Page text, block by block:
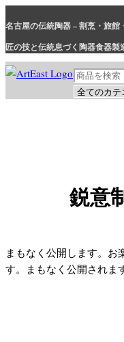
ン
テ
ン
ツ
名古屋の伝統陶器 – 割烹・旅
匠の技と伝統息づく陶器食器製
和食器・洋食器通販｜
業務用から個人用まで
鋭意
まもなく公開します。お
す。まもなく公開されま